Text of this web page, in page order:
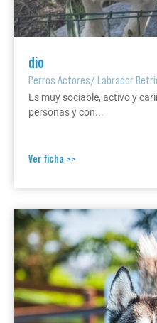
dio
Perros Actores/Labrador
Es muy sociable, activo y
personas y con...
Ver ficha >>